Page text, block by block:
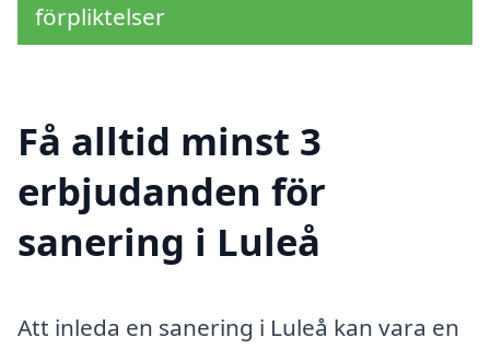
förpliktelser
Få alltid minst 3
erbjudanden för
sanering i Luleå
Att inleda en sanering i Luleå kan vara en